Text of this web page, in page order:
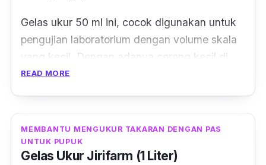
Gelas ukur 50 ml ini, cocok digunakan untuk
pengujian laboratorium dengan volume skala
yang kecil. Dengan adanya corong kecil di
ujung gelasnya, juga membantumu saat
juga cocok digunakan saat praktium sample.
Dengan berbahan kaca borosilikat
READ MORE
MEMBANTU MENGUKUR TAKARAN DENGAN PAS
UNTUK PUPUK
Gelas Ukur Jirifarm (1 Liter)